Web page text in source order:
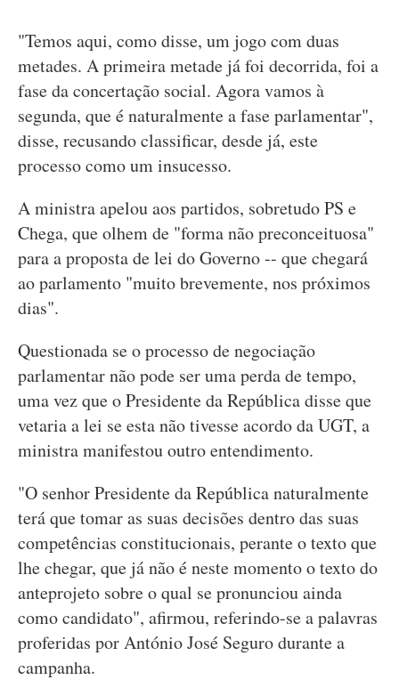
"Temos aqui, como disse, um jogo com duas
metades. A primeira metade já foi decorrida, foi a
fase da concertação social. Agora vamos à
segunda, que é naturalmente a fase parlamentar",
disse, recusando classificar, desde já, este
processo como um insucesso.
A ministra apelou aos partidos, sobretudo PS e
Chega, que olhem de "forma não preconceituosa"
para a proposta de lei do Governo -- que chegará
ao parlamento "muito brevemente, nos próximos
dias".
Questionada se o processo de negociação
parlamentar não pode ser uma perda de tempo,
uma vez que o Presidente da República disse que
vetaria a lei se esta não tivesse acordo da UGT, a
ministra manifestou outro entendimento.
"O senhor Presidente da República naturalmente
terá que tomar as suas decisões dentro das suas
competências constitucionais, perante o texto que
lhe chegar, que já não é neste momento o texto do
anteprojeto sobre o qual se pronunciou ainda
como candidato", afirmou, referindo-se a palavras
proferidas por António José Seguro durante a
campanha.